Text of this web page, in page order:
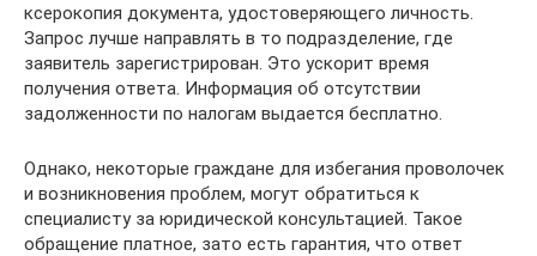
ксерокопия документа, удостоверяющего личность.
Запрос лучше направлять в то подразделение, где
заявитель зарегистрирован. Это ускорит время
получения ответа. Информация об отсутствии
задолженности по налогам выдается бесплатно.
Однако, некоторые граждане для избегания проволочек
и возникновения проблем, могут обратиться к
специалисту за юридической консультацией. Такое
обращение платное, зато есть гарантия, что ответ